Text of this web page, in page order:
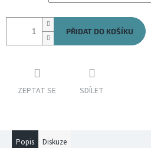
PŘIDAT DO KOŠÍKU
ZEPTAT SE SDÍLET
Popis Diskuze